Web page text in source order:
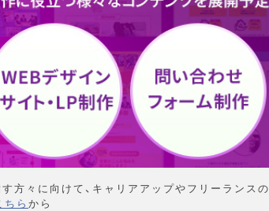
方々に向けて、キャリアアップやフリーランスの
ら から